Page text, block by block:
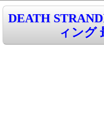
DEATH
ィング